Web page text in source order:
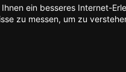
ein besseres Internet-
zu messen, um zu
- Barriere melden -
I
m
Nützliches:
Hilfe eigenes